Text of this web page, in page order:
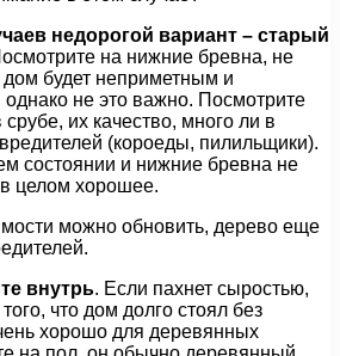
недорогой вариант – старый
на нижние бревна, не
дом будет неприметным и
не это важно. Посмотрите
их качество, много ли в
(короеды, пилильщики).
состоянии и нижние бревна не
целом хорошее.
можно обновить, дерево еще
внутрь. Если пахнет сыростью,
что дом долго стоял без
хорошо для деревянных